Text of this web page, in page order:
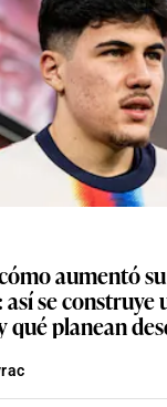
aumentó
se construye
qué planean